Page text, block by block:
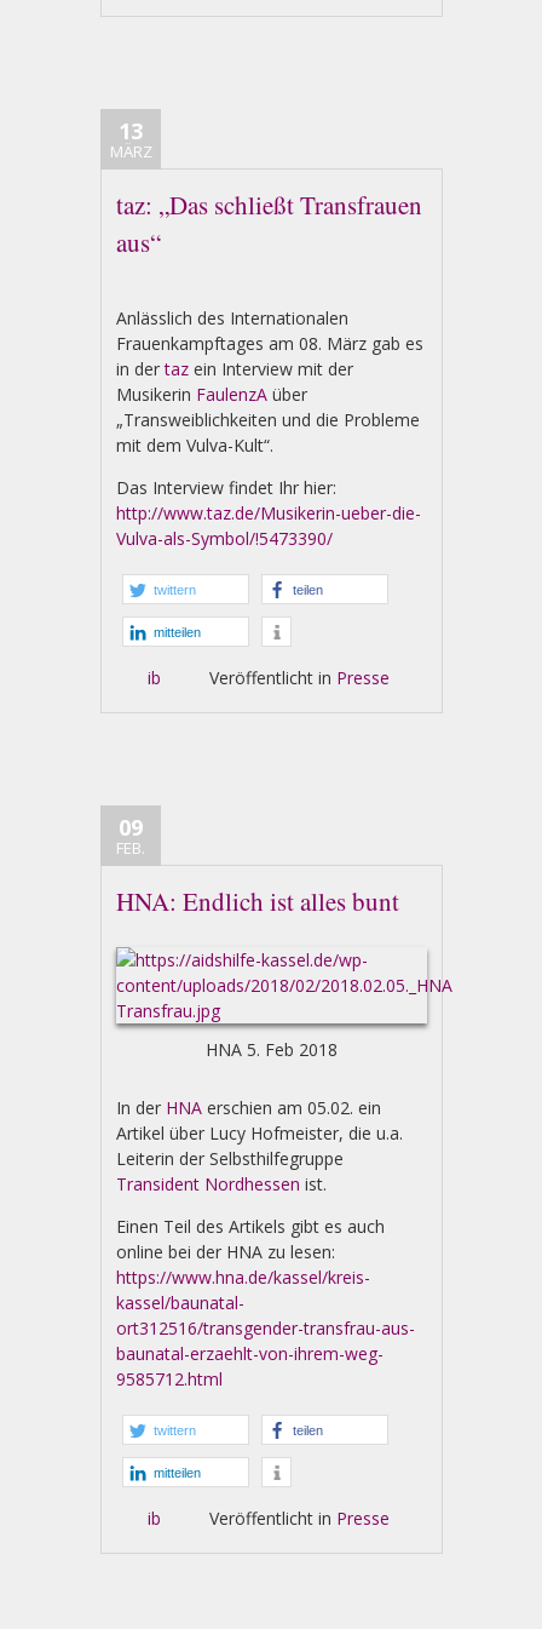
13
MÄRZ
taz: „Das schließt Transfrauen
aus“
Anlässlich des Internationalen
Frauenkampftages am 08. März gab es
in dertaz ein Interview mit der
Musikerin FaulenzA über
„Transweiblichkeiten und die Probleme
mit dem Vulva-Kult“.
Das Interview findet Ihr hier:
http://www.taz.de/Musikerin-ueber-die-
Vulva-als-Symbol/!5473390/
twittern teilen
mitteilen
ib Veröffentlicht in Presse
09
FEB.
HNA: Endlich ist alles bunt
HNA 5. Feb 2018
In der HNA erschien am 05.02. ein
Artikel über Lucy Hofmeister, die u.a.
Leiterin der Selbsthilfegruppe
Transident Nordhessen ist.
Einen Teil des Artikels gibt es auch
online bei der HNA zu lesen:
https://www.hna.de/kassel/kreis-
kassel/baunatal-
ort312516/transgender-transfrau-aus-
baunatal-erzaehlt-von-ihrem-weg-
9585712.html
twittern teilen
mitteilen
ib Veröffentlicht in Presse